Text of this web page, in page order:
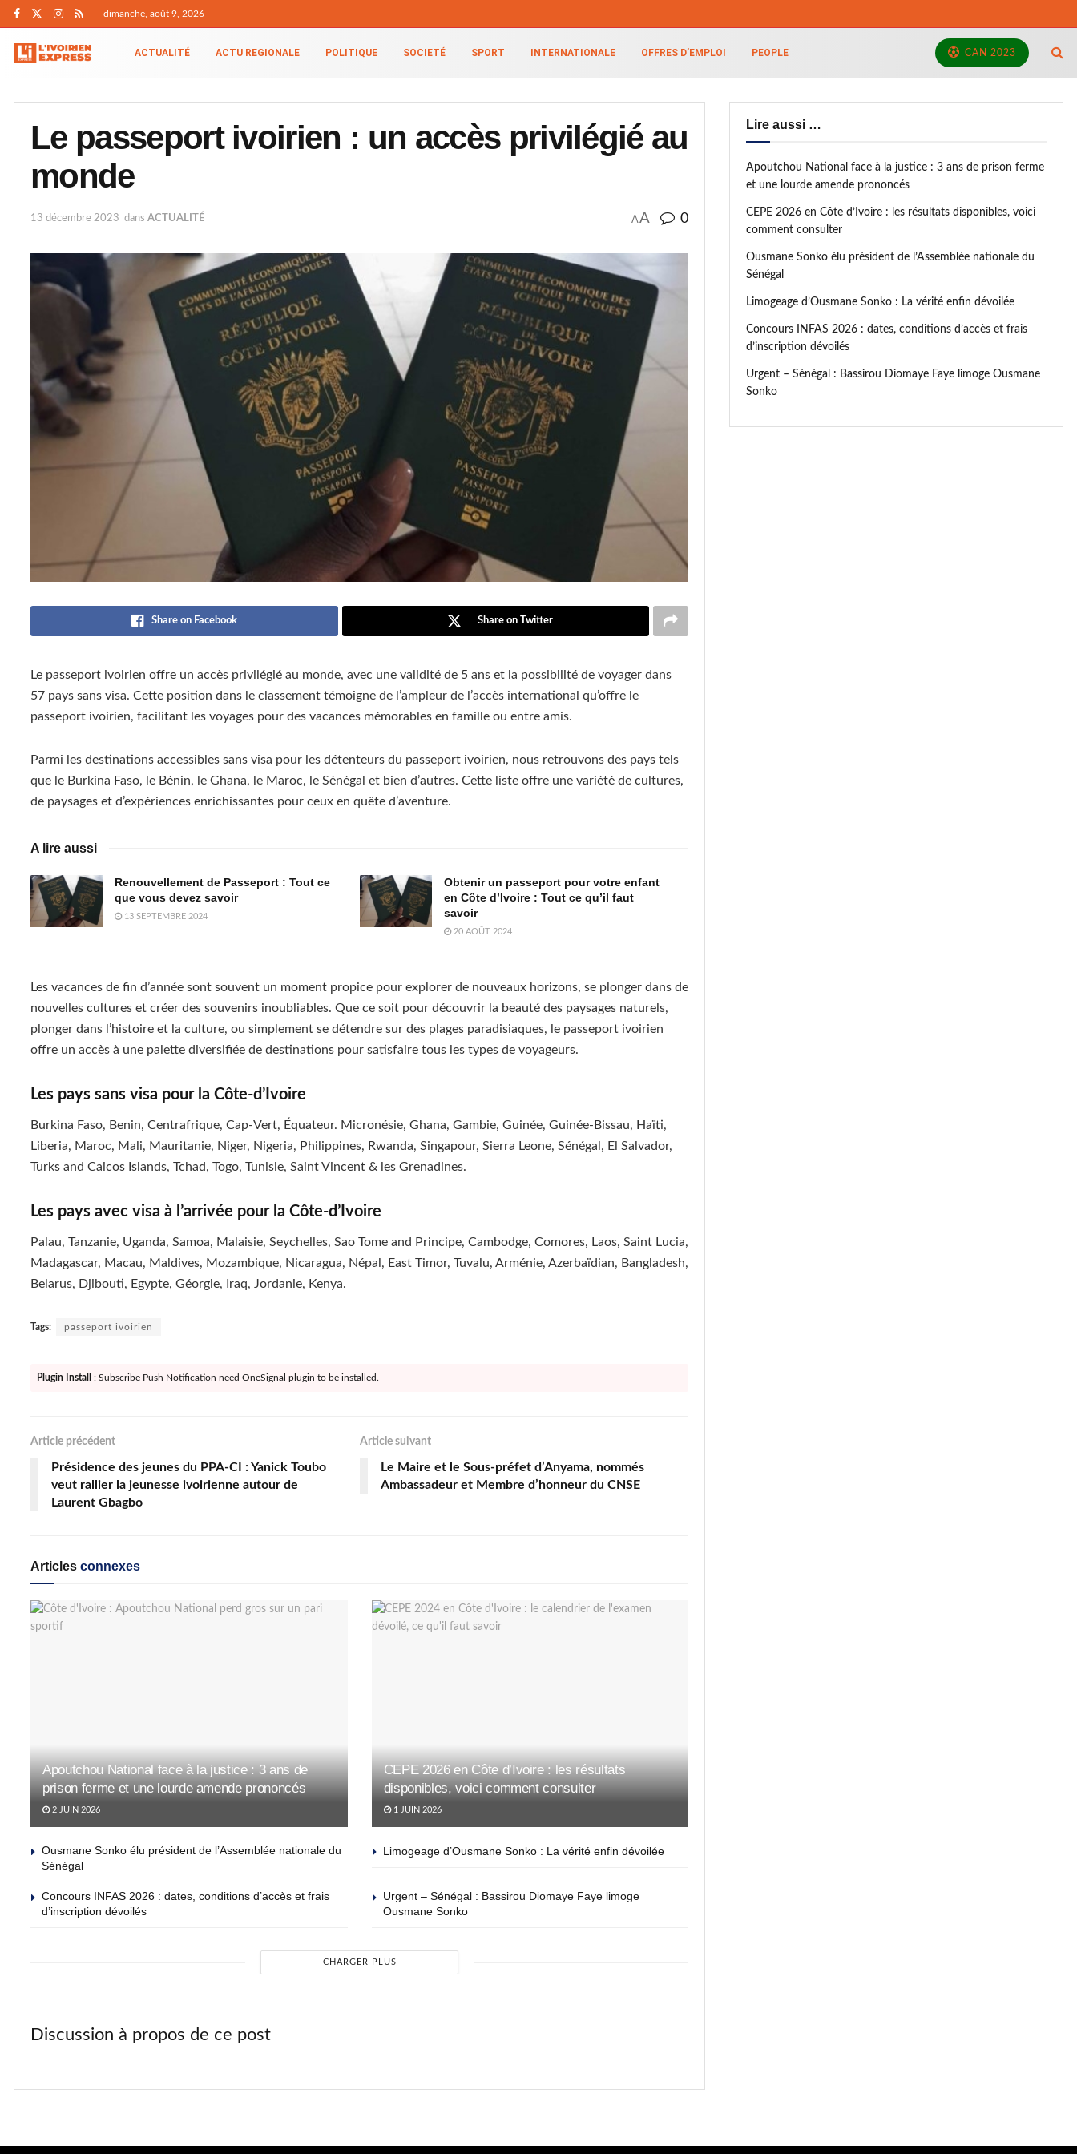
dimanche, août 9, 2026
ACTUALITÉ ACTU REGIONALE POLITIQUE SOCIETÉ SPORT INTERNATIONALE OFFRES D’EMPLOI PEOPLE CAN 2023
Le passeport ivoirien : un accès privilégié au
monde
13 décembre 2023 dans ACTUALITÉ AA 0
Share on Facebook Share on Twitter
Le passeport ivoirien offre un accès privilégié au monde, avec une validité de 5 ans et la possibilité de voyager dans
57 pays sans visa. Cette position dans le classement témoigne de l’ampleur de l’accès international qu’offre le
passeport ivoirien, facilitant les voyages pour des vacances mémorables en famille ou entre amis.
Parmi les destinations accessibles sans visa pour les détenteurs du passeport ivoirien, nous retrouvons des pays tels
que le Burkina Faso, le Bénin, le Ghana, le Maroc, le Sénégal et bien d’autres. Cette liste offre une variété de cultures,
de paysages et d’expériences enrichissantes pour ceux en quête d’aventure.
A lire aussi
Renouvellement de Passeport : Tout ce
que vous devez savoir
13 SEPTEMBRE 2024
Obtenir un passeport pour votre enfant
en Côte d’Ivoire : Tout ce qu’il faut
savoir
20 AOÛT 2024
Les vacances de fin d’année sont souvent un moment propice pour explorer de nouveaux horizons, se plonger dans de
nouvelles cultures et créer des souvenirs inoubliables. Que ce soit pour découvrir la beauté des paysages naturels,
plonger dans l’histoire et la culture, ou simplement se détendre sur des plages paradisiaques, le passeport ivoirien
offre un accès à une palette diversifiée de destinations pour satisfaire tous les types de voyageurs.
Les pays sans visa pour la Côte-d’Ivoire
Burkina Faso, Benin, Centrafrique, Cap-Vert, Équateur. Micronésie, Ghana, Gambie, Guinée, Guinée-Bissau, Haïti,
Liberia, Maroc, Mali, Mauritanie, Niger, Nigeria, Philippines, Rwanda, Singapour, Sierra Leone, Sénégal, El Salvador,
Turks and Caicos Islands, Tchad, Togo, Tunisie, Saint Vincent & les Grenadines.
Les pays avec visa à l’arrivée pour la Côte-d’Ivoire
Palau, Tanzanie, Uganda, Samoa, Malaisie, Seychelles, Sao Tome and Principe, Cambodge, Comores, Laos, Saint Lucia,
Madagascar, Macau, Maldives, Mozambique, Nicaragua, Népal, East Timor, Tuvalu, Arménie, Azerbaïdian, Bangladesh,
Belarus, Djibouti, Egypte, Géorgie, Iraq, Jordanie, Kenya.
Tags: passeport ivoirien
Plugin Install : Subscribe Push Notification need OneSignal plugin to be installed.
Article précédent
Présidence des jeunes du PPA-CI : Yanick Toubo
veut rallier la jeunesse ivoirienne autour de
Laurent Gbagbo
Article suivant
Le Maire et le Sous-préfet d’Anyama, nommés
Ambassadeur et Membre d’honneur du CNSE
Articles connexes
Apoutchou National face à la justice : 3 ans de
prison ferme et une lourde amende prononcés
2 JUIN 2026
CEPE 2026 en Côte d’Ivoire : les résultats
disponibles, voici comment consulter
1 JUIN 2026
Ousmane Sonko élu président de l’Assemblée nationale du
Sénégal
Limogeage d’Ousmane Sonko : La vérité enfin dévoilée
Concours INFAS 2026 : dates, conditions d’accès et frais
d’inscription dévoilés
Urgent – Sénégal : Bassirou Diomaye Faye limoge
Ousmane Sonko
CHARGER PLUS
Discussion à propos de ce post
Lire aussi …
Apoutchou National face à la justice : 3 ans de prison ferme
et une lourde amende prononcés
CEPE 2026 en Côte d’Ivoire : les résultats disponibles, voici
comment consulter
Ousmane Sonko élu président de l’Assemblée nationale du
Sénégal
Limogeage d’Ousmane Sonko : La vérité enfin dévoilée
Concours INFAS 2026 : dates, conditions d’accès et frais
d’inscription dévoilés
Urgent – Sénégal : Bassirou Diomaye Faye limoge Ousmane
Sonko